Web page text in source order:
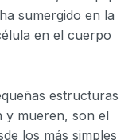
sumergido en la
en el cuerpo
estructuras
y mueren, son el
los más simples